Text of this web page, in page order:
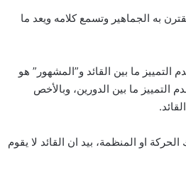
به الجماهير وتسمع كلامه ويعد ما
ما بين القائد و”المشهور” هو
ما بين الدورين، وبالأخص
او المنظمة، بيد ان القائد لا يقوم